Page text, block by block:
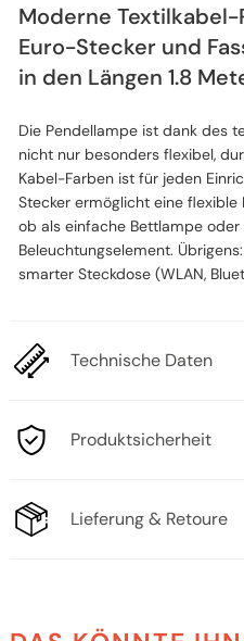
Moderne
Euro-Stecker und
in den Längen 1.8
Die Pendellampe ist dank des
nicht nur besonders flexibel,
Kabel-Farben ist für jeden
Stecker ermöglicht eine flexible
ob als einfache Bettlampe oder
Beleuchtungselement.
smarter Steckdose (WLAN,
Technische Daten
Produktsicherheit
Lieferung & Retoure